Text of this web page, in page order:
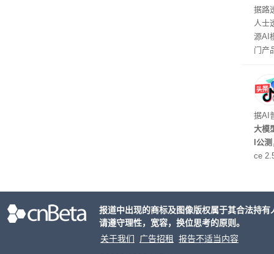
型
据路
人士
源AI
门产
据AI
大模
I公
ce
报道中出现的商标及图像版权属于其合法持
请遵守理性，宽容，换位思考的原则。
关于我们
广告招租
报告不适当内容